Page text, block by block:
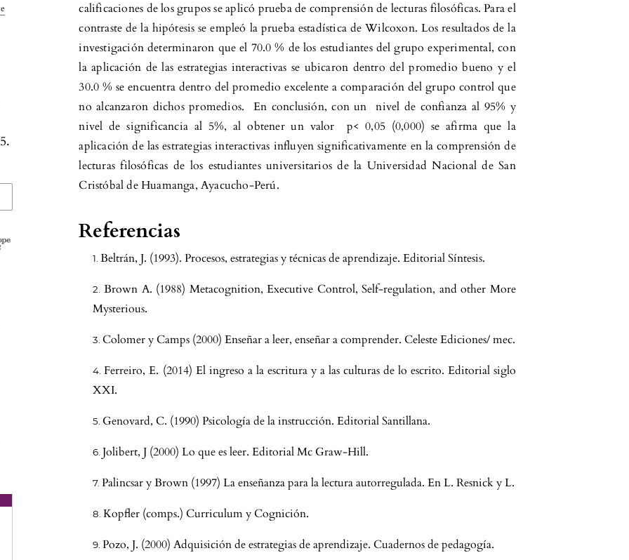
calificaciones de los grupos se aplicó prueba de comprensión de lecturas filosóficas. Para el
contraste de la hipótesis se empleó la prueba estadística de Wilcoxon. Los resultados de la
investigación determinaron que el 70.0 % de los estudiantes del grupo experimental, con
la aplicación de las estrategias interactivas se ubicaron dentro del promedio bueno y el
30.0 % se encuentra dentro del promedio excelente a comparación del grupo control que
no alcanzaron dichos promedios. En conclusión, con un nivel de confianza al 95% y
nivel de significancia al 5%, al obtener un valor p< 0,05 (0,000) se afirma que la
aplicación de las estrategias interactivas influyen significativamente en la comprensión de
lecturas filosóficas de los estudiantes universitarios de la Universidad Nacional de San
Cristóbal de Huamanga, Ayacucho-Perú.
Referencias
Beltrán, J. (1993). Procesos, estrategias y técnicas de aprendizaje. Editorial Síntesis.
Brown A. (1988) Metacognition, Executive Control, Self-regulation, and other More
Mysterious.
Colomer y Camps (2000) Enseñar a leer, enseñar a comprender. Celeste Ediciones/ mec.
Ferreiro, E. (2014) El ingreso a la escritura y a las culturas de lo escrito. Editorial siglo
XXI.
Genovard, C. (1990) Psicología de la instrucción. Editorial Santillana.
Jolibert, J (2000) Lo que es leer. Editorial Mc Graw-Hill.
Palincsar y Brown (1997) La enseñanza para la lectura autorregulada. En L. Resnick y L.
Kopfler (comps.) Curriculum y Cognición.
Pozo, J. (2000) Adquisición de estrategias de aprendizaje. Cuadernos de pedagogía.